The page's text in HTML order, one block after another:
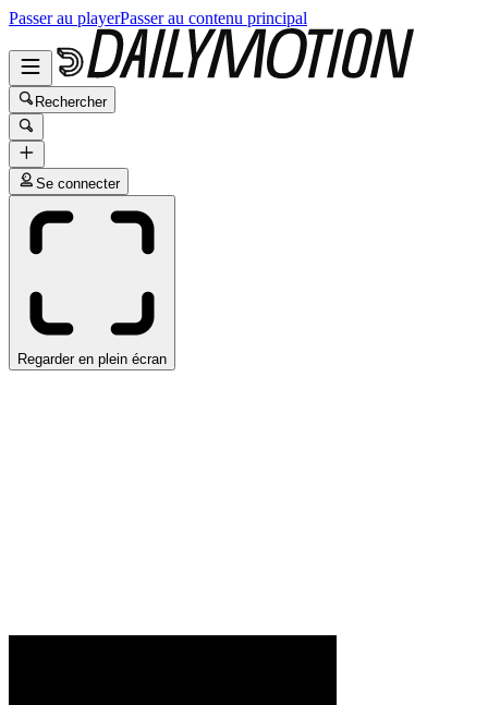
Passer au playerPasser au contenu principal
Rechercher
Se connecter
Regarder en plein écran